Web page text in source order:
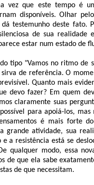
vez que este tempo é
disponíveis. Olhar
testemunho deste fato.
de sua realidade
estar num estado de
tipo "Vamos no ritmo de
de referência. O
Quanto mais
devo fazer? Em quem
claramente suas
para apoiá-los,
é mais forte
grande atividade, sua
e a resistência está se
qualquer modo, essa
de que ela sabe
de que necessitam.